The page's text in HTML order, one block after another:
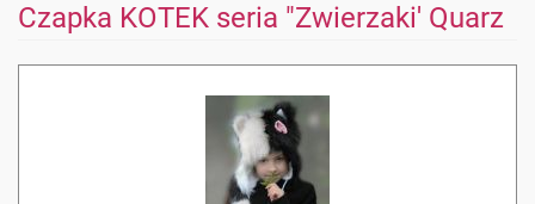
Czapka KOTEK seria "Zwierzaki' Quarz